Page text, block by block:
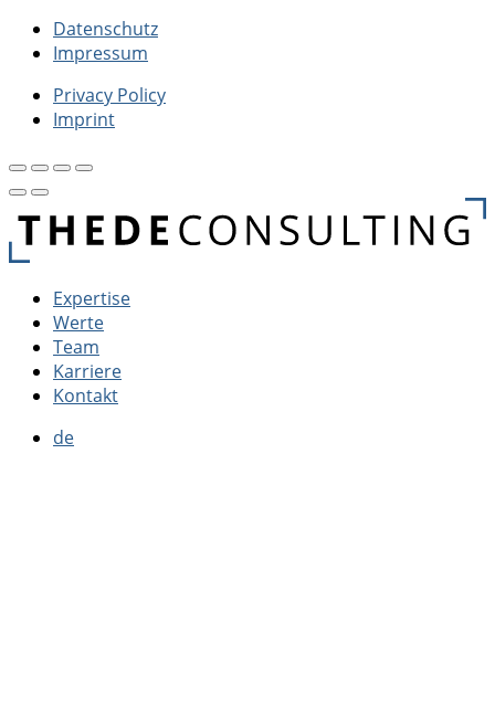
Datenschutz
Impressum
Privacy Policy
Imprint
Expertise
Werte
Team
Karriere
Kontakt
de